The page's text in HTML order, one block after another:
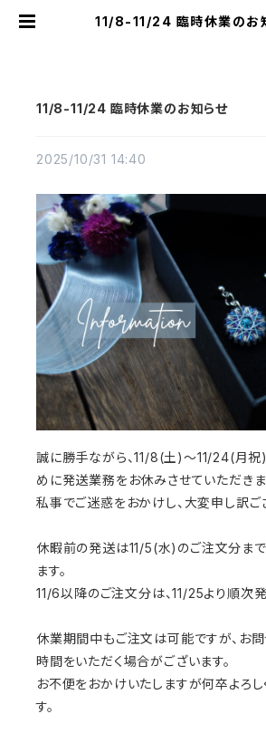
11/8-11/24 臨時休業のお
11/8-11/24 臨時休業のお知らせ
2025/10/31 14:40
誠に勝手ながら、11/8(土)～11/24(月祝
めに発送業務をお休みさせていただきま
私事でご迷惑をおかけし、大変申し訳ご
休暇前の発送は11/5(水)のご注文分まで
ます。
11/6以降のご注文分は、11/25より順次発
休業期間中もご注文は可能ですが、お
時間をいただく場合がございます。
お不便をおかけいたしますが何卒よろし
す。